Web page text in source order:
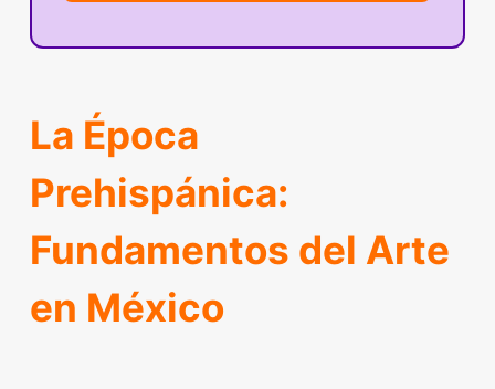
La Época
Prehispánica:
Fundamentos del Arte
en México